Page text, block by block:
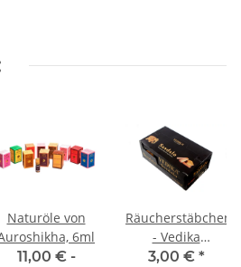
Naturöle von
6ml
11,00 € -
Räucherstäbchen
- Vedika
"Sandalo"15 g
3,00 € *